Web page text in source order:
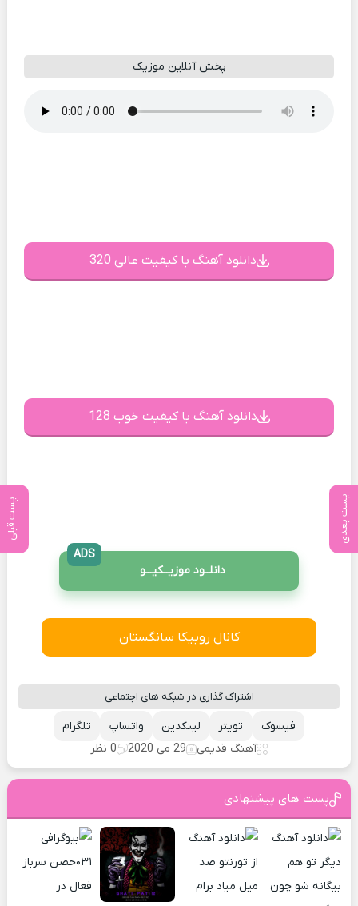
پست بعدی پست قبلی
پخش آنلاین موزیک
دانلود آهنگ با کیفیت عالی 320
دانلود آهنگ با کیفیت خوب 128
دانلــود موزیــکیـــو
ADS
کانال روبیکا سانگستان
اشتراک گذاری در شبکه های اجتماعی
تلگرام واتساپ لینکدین تویتر
فیسوک
آهنگ قدیمی
29 می 2020 0 نظر
پست های پیشنهادی